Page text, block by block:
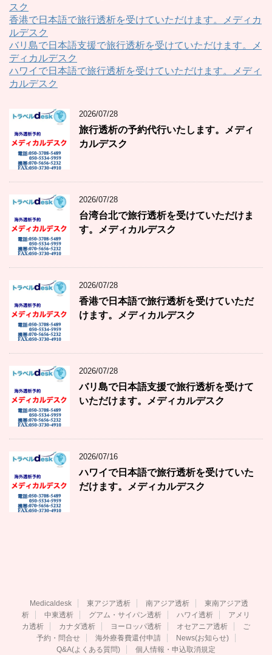
スク
香港で日本語で旅行透析を受けていただけます。メディカ
ルデスク
バリ島で日本語支援で旅行透析を受けていただけます。メ
ディカルデスク
ハワイで日本語で旅行透析を受けていただけます。メディ
カルデスク
2026/07/28
旅行透析の予約代行いたします。メディ
カルデスク
2026/07/28
台湾台北で旅行透析を受けていただけま
す。メディカルデスク
2026/07/28
香港で日本語で旅行透析を受けていただ
けます。メディカルデスク
2026/07/28
バリ島で日本語支援で旅行透析を受けて
いただけます。メディカルデスク
2026/07/16
ハワイで日本語で旅行透析を受けていた
だけます。メディカルデスク
Medicaldesk 東アジア透析 南アジア透析
東南アジア透
析
中東透析 グアム・サイパン透析 ハワイ透析
アメリ
カ透析
カナダ透析 ヨーロッパ透析 オセアニア透析
ご
予約・問合せ
海外療養費還付申請
News(お知らせ)
Q&A(よくある質問)
個人情報・申込取消規定